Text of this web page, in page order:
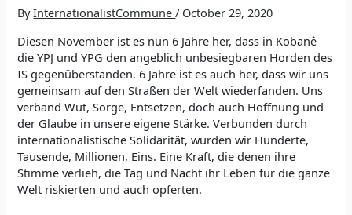
ByInternationalistCommune/ October 29, 2020
Diesen November ist es nun 6 Jahre her, dass in Kobanê
die YPJ und YPG den angeblich unbesiegbaren Horden des
IS gegenüberstanden. 6 Jahre ist es auch her, dass wir uns
gemeinsam auf den Straßen der Welt wiederfanden. Uns
verband Wut, Sorge, Entsetzen, doch auch Hoffnung und
der Glaube in unsere eigene Stärke. Verbunden durch
internationalistische Solidarität, wurden wir Hunderte,
Tausende, Millionen, Eins. Eine Kraft, die denen ihre
Stimme verlieh, die Tag und Nacht ihr Leben für die ganze
Welt riskierten und auch opferten.